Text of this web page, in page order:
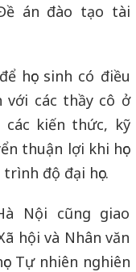
án đào tạo tài
học sinh có điều
với các thầy cô ở
các kiến thức, kỹ
thuận lợi khi học
độ đại học.
Nội cũng giao
hội và Nhân văn
Tự nhiên nghiên